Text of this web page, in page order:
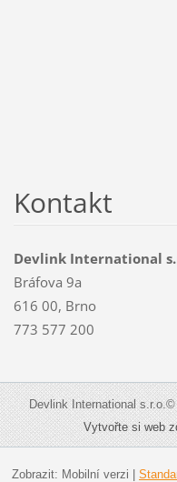
Kontakt
Devlink International
Bráfova 9a
616 00, Brno
773 577 200
Devlink International
Vytvořte si web
Zobrazit: Mobilní verzi